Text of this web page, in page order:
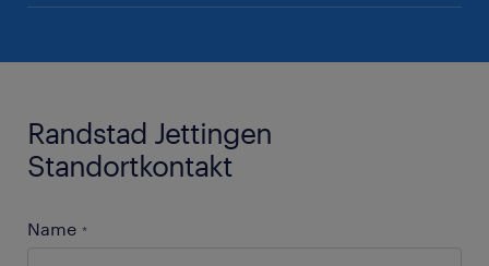
Randstad Jettingen
Standortkontakt
Name *